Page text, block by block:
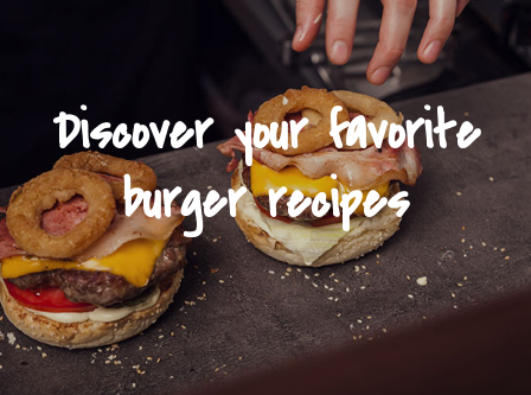
Discover your favorite
burger recipes